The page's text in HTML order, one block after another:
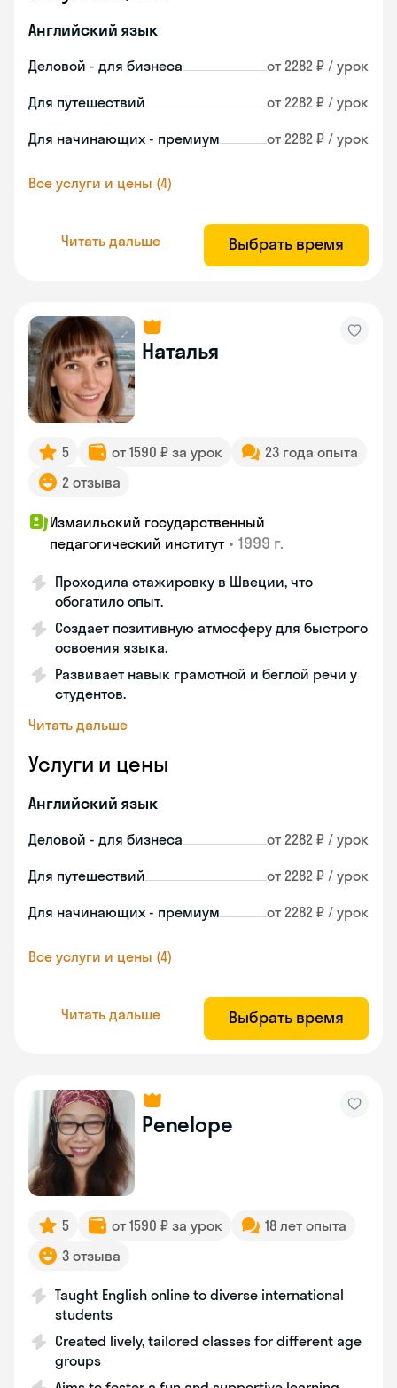
Английский язык
Деловой - для бизнеса от 2282 ₽ / урок
Для путешествий от 2282 ₽ / урок
Для начинающих - премиум от 2282 ₽ / урок
Все услуги и цены (4)
Читать дальше Выбрать время
Наталья
5 от 1590 ₽ за урок
23 года опыта
2 отзыва
Измаильский государственный
педагогический институт • 1999 г.
Проходила стажировку в Швеции, что
обогатило опыт.
Создает позитивную атмосферу для быстрого
освоения языка.
Развивает навык грамотной и беглой речи у
студентов.
Читать дальше
Услуги и цены
Английский язык
Деловой - для бизнеса от 2282 ₽ / урок
Для путешествий от 2282 ₽ / урок
Для начинающих - премиум от 2282 ₽ / урок
Все услуги и цены (4)
Читать дальше Выбрать время
Penelope
5 от 1590 ₽ за урок
18 лет опыта
3 отзыва
Taught English online to diverse international
students
Created lively, tailored classes for different age
groups